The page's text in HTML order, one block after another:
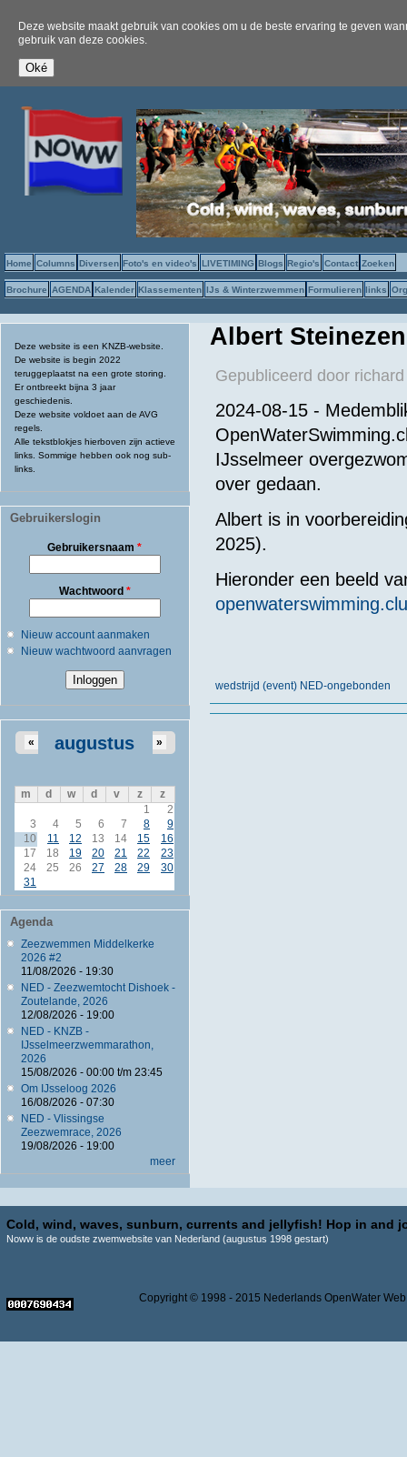
Deze website maakt gebruik van cookies om u de beste ervaring te geven
gebruik van deze cookies.
Home Columns Diversen Foto's en video's LIVETIMING Blogs Regio's Contact Zoeken
Brochure AGENDA Kalender Klassementen IJs & Winterzwemmen Formulieren links
Deze website is een KNZB-website.
De website is begin 2022
teruggeplaatst na een grote storing.
Er ontbreekt bijna 3 jaar
geschiedenis.
Deze website voldoet aan de AVG
regels.
Alle tekstblokjes hierboven zijn actieve
links. Sommige hebben ook nog sub-
links.
Gebruikerslogin
Gebruikersnaam*
Wachtwoord *
Nieuw account aanmaken
Nieuw wachtwoord aanvragen
augustus
« »
m d w d v z
z
1
2
3
4 5 6 7 8
9
10
11 12 13 14 15
16
17
18 19 20 21 22
23
24
25 26 27 28 29
30
31
Agenda
Zeezwemmen Middelkerke
2026 #2
11/08/2026 - 19:30
NED - Zeezwemtocht Dishoek -
Zoutelande, 2026
12/08/2026 - 19:00
NED - KNZB -
IJsselmeerzwemmarathon,
2026
15/08/2026 - 00:00t/m 23:45
Om IJsseloog 2026
16/08/2026 - 07:30
NED - Vlissingse
Zeezwemrace, 2026
19/08/2026 - 19:00
meer
Albert
Gepubliceerd door
2024-08-15 -
IJsselmeer
over gedaan.
Albert is in
2025).
Hieronder een beeld
wedstrijd (event) NED-ongebonden
Cold, wind, waves, sunburn, currents and jellyfish! Hop in and
Noww is de oudste zwemwebsite van Nederland (augustus 1998 gestart)
Copyright © 1998 - 2015 Nederlands OpenWater